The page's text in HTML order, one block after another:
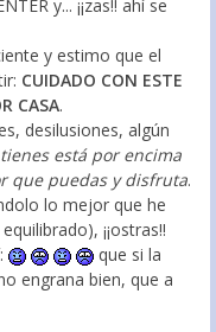
y... ¡¡zas!! ahí se
y estimo que el
CUIDADO CON ESTE
CASA.
desilusiones, algún
está por encima
que puedas y disfruta.
lo mejor que he
¡¡ostras!!
que si la
engrana bien, que a